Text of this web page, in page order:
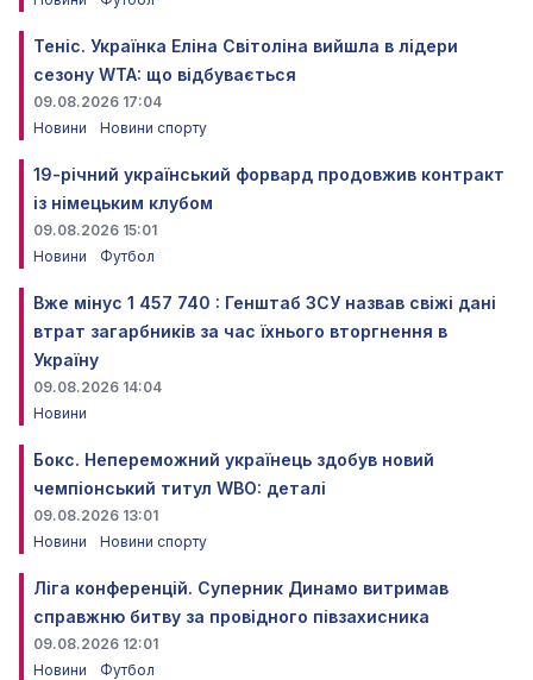
Теніс. Українка Еліна Світоліна вийшла в лідери
сезону WTA: що відбувається
09.08.2026 17:04
Новини
Новини спорту
19-річний український форвард продовжив контракт
із німецьким клубом
09.08.2026 15:01
Новини
Футбол
Вже мінус 1 457 740 : Генштаб ЗСУ назвав свіжі дані
втрат загарбників за час їхнього вторгнення в
Україну
09.08.2026 14:04
Новини
Бокс. Непереможний українець здобув новий
чемпіонський титул WBO: деталі
09.08.2026 13:01
Новини
Новини спорту
Ліга конференцій. Суперник Динамо витримав
справжню битву за провідного півзахисника
09.08.2026 12:01
Новини
Футбол